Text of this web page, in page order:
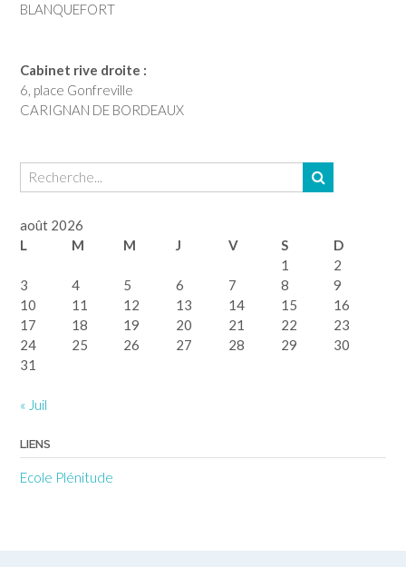
BLANQUEFORT
Cabinet rive droite :
6, place Gonfreville
CARIGNAN DE BORDEAUX
août 2026
L
M M J V S
D
1
2
3
4 5 6 7 8
9
10
11 12 13 14 15
16
17
18 19 20 21 22
23
24
25 26 27 28 29
30
31
« Juil
LIENS
Ecole Plénitude